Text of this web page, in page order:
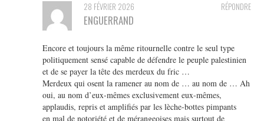
RÉPONDRE
28 FÉVRIER 2026
ENGUERRAND
Encore et toujours la même ritournelle contre le seul type
politiquement sensé capable de défendre le peuple palestinien
et de se payer la tête des merdeux du fric …
Merdeux qui osent la ramener au nom de … au nom de … Ah
oui, au nom d’eux-mêmes exclusivement eux-mêmes,
applaudis, repris et amplifiés par les lèche-bottes pimpants
en mal de notoriété et de mérangeoises mais surtout de